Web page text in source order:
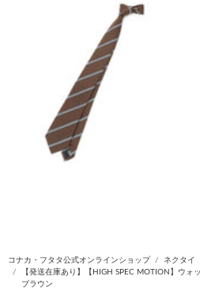
コナカ・フタタ公式オンラインショップ
ネクタイ
【発送在庫あり】【HIGH SPEC MOTION】ウ
ブラウン